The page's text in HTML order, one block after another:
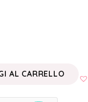
AL CARRELLO